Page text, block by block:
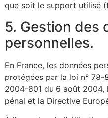
que soit le support utilisé
5. Gestion des
personnelles.
En France, les données
protégées par la loi n° 78-
2004-801 du 6 août 2004,
pénal et la Directive